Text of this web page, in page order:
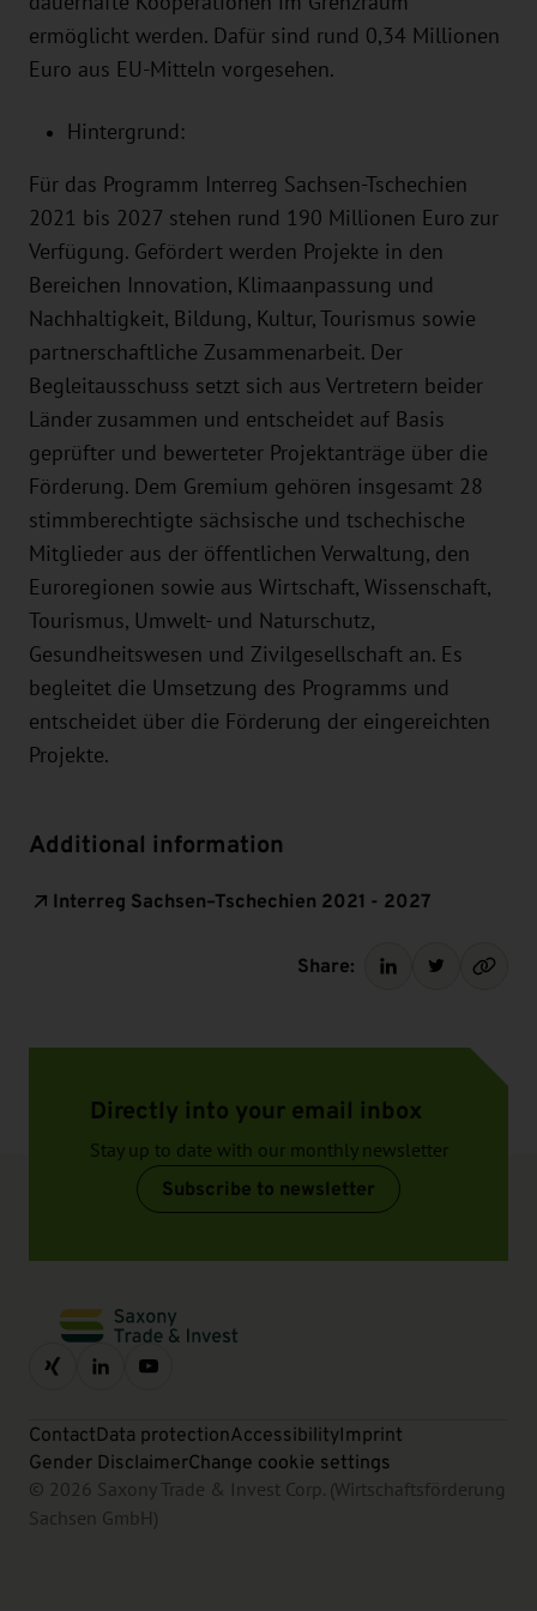
ermöglicht werden. Dafür sind rund 0,34 Millionen
Euro aus EU-Mitteln vorgesehen.
Hintergrund:
Für das Programm Interreg Sachsen-Tschechien
2021 bis 2027 stehen rund 190 Millionen Euro zur
Verfügung. Gefördert werden Projekte in den
Bereichen Innovation, Klimaanpassung und
Nachhaltigkeit, Bildung, Kultur, Tourismus sowie
partnerschaftliche Zusammenarbeit. Der
Begleitausschuss setzt sich aus Vertretern beider
Länder zusammen und entscheidet auf Basis
geprüfter und bewerteter Projektanträge über die
Förderung. Dem Gremium gehören insgesamt 28
stimmberechtigte sächsische und tschechische
Mitglieder aus der öffentlichen Verwaltung, den
Euroregionen sowie aus Wirtschaft, Wissenschaft,
Tourismus, Umwelt- und Naturschutz,
Gesundheitswesen und Zivilgesellschaft an. Es
begleitet die Umsetzung des Programms und
entscheidet über die Förderung der eingereichten
Projekte.
Additional information
Interreg Sachsen–Tschechien 2021 - 2027
Share:
Directly into your email inbox
Stay up to date with our monthly newsletter
Subscribe to newsletter
ContactData protectionAccessibilityImprint
Gender DisclaimerChange cookie settings
© 2026 Saxony Trade & Invest Corp. (Wirtschaftsförderung
Sachsen GmbH)